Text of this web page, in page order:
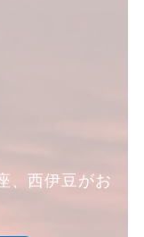
、西伊豆がお